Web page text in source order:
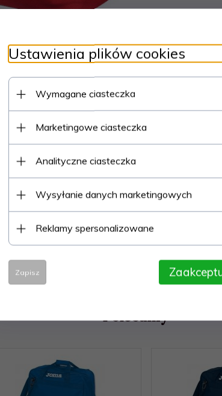
Polecamy
Ustawienia plików cookies
Wymagane ciasteczka
Marketingowe ciasteczka
Analityczne ciasteczka
Wysyłanie danych marketingowych
Reklamy spersonalizowane
Zapisz